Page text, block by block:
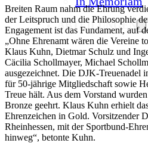
ABTEILUNGEN
Breiten Raum nahm die Ehrung
der Leitspruch und die Philosophie
Engagement ist das Fundament, auf
„Ohne Ehrenamt wären die Vereine
Klaus Kuhn, Dietmar Schulz und
Cäcilia Schollmayer, Michael
ausgezeichnet. Die DJK-
für 50-jährige Mitgliedschaft sowie
Treue hält. Aus dem Vorstand
Bronze geehrt. Klaus Kuhn erhielt
Ehrenzeichen in Gold. Vorsitzender
Rheinhessen, mit der Sportbund-
hinweg“, betonte Kuhn.